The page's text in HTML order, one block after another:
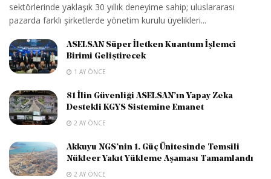
sektörlerinde yaklaşık 30 yıllık deneyime sahip; uluslararası
pazarda farklı şirketlerde yönetim kurulu üyelikleri...
ASELSAN Süper İletken Kuantum İşlemci
Birimi Geliştirecek
1 AY ÖNCE
81 İlin Güvenliği ASELSAN’ın Yapay Zeka
Destekli KGYS Sistemine Emanet
2 AY ÖNCE
Akkuyu NGS’nin 1. Güç Ünitesinde Temsili
Nükleer Yakıt Yükleme Aşaması Tamamlandı
2 AY ÖNCE